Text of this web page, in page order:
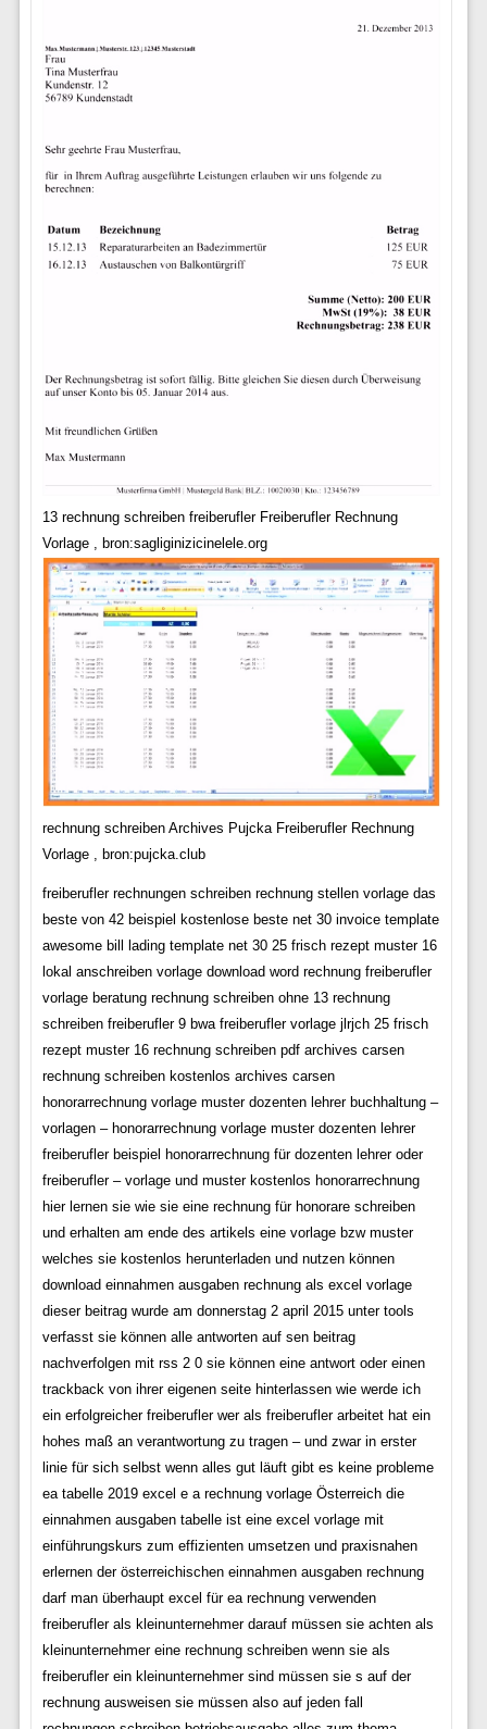
13 rechnung schreiben freiberufler Freiberufler Rechnung
Vorlage , bron:sagliginizicinelele.org
rechnung schreiben Archives Pujcka Freiberufler Rechnung
Vorlage , bron:pujcka.club
freiberufler rechnungen schreiben rechnung stellen vorlage das
beste von 42 beispiel kostenlose beste net 30 invoice template
awesome bill lading template net 30 25 frisch rezept muster 16
lokal anschreiben vorlage download word rechnung freiberufler
vorlage beratung rechnung schreiben ohne 13 rechnung
schreiben freiberufler 9 bwa freiberufler vorlage jlrjch 25 frisch
rezept muster 16 rechnung schreiben pdf archives carsen
rechnung schreiben kostenlos archives carsen
honorarrechnung vorlage muster dozenten lehrer buchhaltung –
vorlagen – honorarrechnung vorlage muster dozenten lehrer
freiberufler beispiel honorarrechnung für dozenten lehrer oder
freiberufler – vorlage und muster kostenlos honorarrechnung
hier lernen sie wie sie eine rechnung für honorare schreiben
und erhalten am ende des artikels eine vorlage bzw muster
welches sie kostenlos herunterladen und nutzen können
download einnahmen ausgaben rechnung als excel vorlage
dieser beitrag wurde am donnerstag 2 april 2015 unter tools
verfasst sie können alle antworten auf sen beitrag
nachverfolgen mit rss 2 0 sie können eine antwort oder einen
trackback von ihrer eigenen seite hinterlassen wie werde ich
ein erfolgreicher freiberufler wer als freiberufler arbeitet hat ein
hohes maß an verantwortung zu tragen – und zwar in erster
linie für sich selbst wenn alles gut läuft gibt es keine probleme
ea tabelle 2019 excel e a rechnung vorlage Österreich die
einnahmen ausgaben tabelle ist eine excel vorlage mit
einführungskurs zum effizienten umsetzen und praxisnahen
erlernen der österreichischen einnahmen ausgaben rechnung
darf man überhaupt excel für ea rechnung verwenden
freiberufler als kleinunternehmer darauf müssen sie achten als
kleinunternehmer eine rechnung schreiben wenn sie als
freiberufler ein kleinunternehmer sind müssen sie s auf der
rechnung ausweisen sie müssen also auf jeden fall